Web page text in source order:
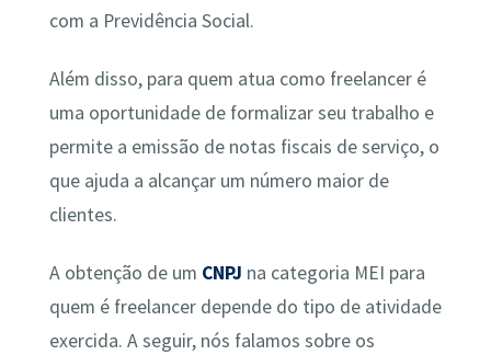
com a Previdência Social.
Além disso, para quem atua como freelancer é
uma oportunidade de formalizar seu trabalho e
permite a emissão de notas fiscais de serviço, o
que ajuda a alcançar um número maior de
clientes.
A obtenção de um CNPJ na categoria MEI para
quem é freelancer depende do tipo de atividade
exercida. A seguir, nós falamos sobre os